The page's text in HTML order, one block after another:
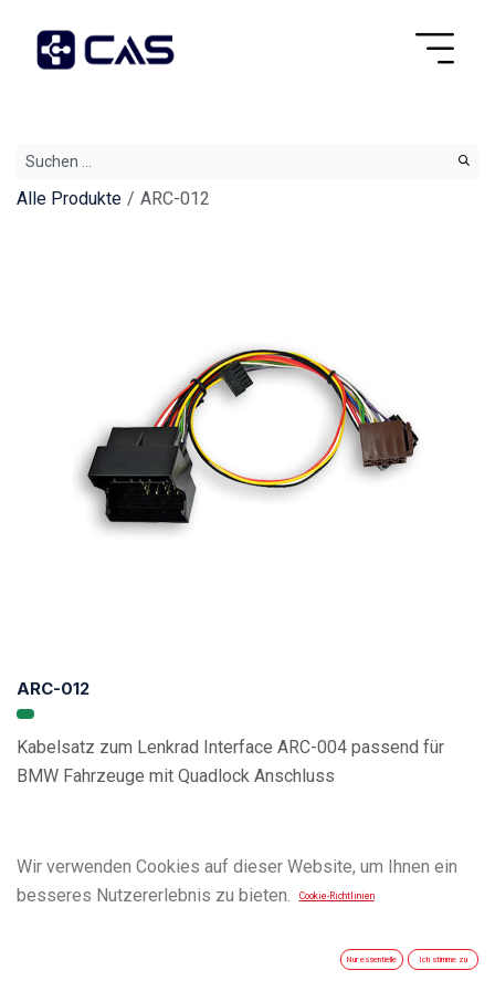
Alle Produkte ARC-012
ARC-012
Kabelsatz zum Lenkrad Interface ARC-004 passend für
BMW Fahrzeuge mit Quadlock Anschluss
Wir verwenden Cookies auf dieser Website, um Ihnen ein
besseres Nutzererlebnis zu bieten.
Cookie-Richtlinien
Nur essentielle Ich stimme zu